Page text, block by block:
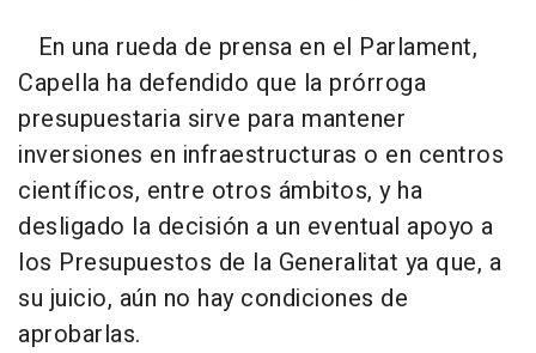
En una rueda de prensa en el Parlament,
Capella ha defendido que la prórroga
presupuestaria sirve para mantener
inversiones en infraestructuras o en centros
científicos, entre otros ámbitos, y ha
desligado la decisión a un eventual apoyo a
los Presupuestos de la Generalitat ya que, a
su juicio, aún no hay condiciones de
aprobarlas.